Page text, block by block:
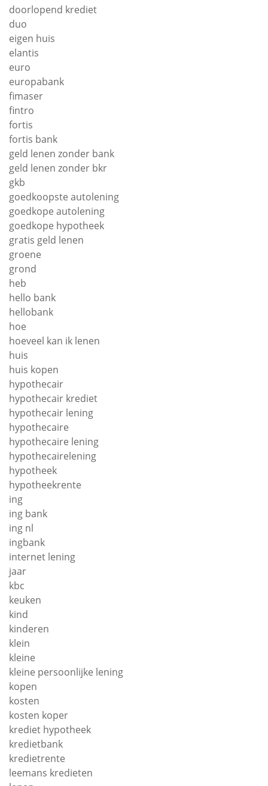
doorlopend krediet
duo
eigen huis
elantis
euro
europabank
fimaser
fintro
fortis
fortis bank
geld lenen zonder bank
geld lenen zonder bkr
gkb
goedkoopste autolening
goedkope autolening
goedkope hypotheek
gratis geld lenen
groene
grond
heb
hello bank
hellobank
hoe
hoeveel kan ik lenen
huis
huis kopen
hypothecair
hypothecair krediet
hypothecair lening
hypothecaire
hypothecaire lening
hypothecairelening
hypotheek
hypotheekrente
ing
ing bank
ing nl
ingbank
internet lening
jaar
kbc
keuken
kind
kinderen
klein
kleine
kleine persoonlijke lening
kopen
kosten
kosten koper
krediet hypotheek
kredietbank
kredietrente
leemans kredieten